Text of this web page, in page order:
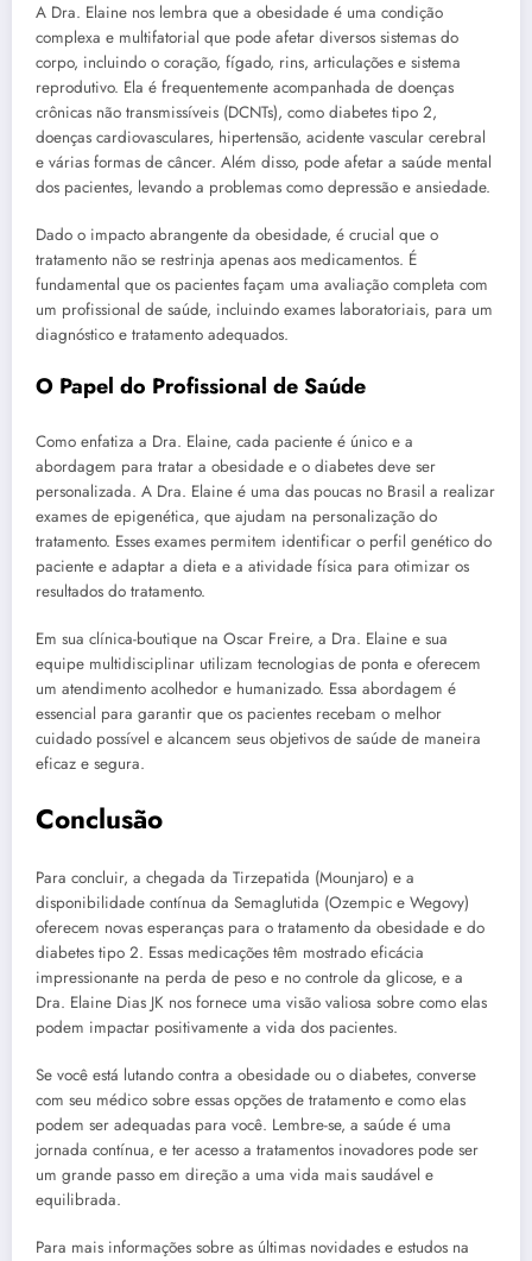
A Dra. Elaine nos lembra que a obesidade é uma condição
complexa e multifatorial que pode afetar diversos sistemas do
corpo, incluindo o coração, fígado, rins, articulações e sistema
reprodutivo. Ela é frequentemente acompanhada de doenças
crônicas não transmissíveis (DCNTs), como diabetes tipo 2,
doenças cardiovasculares, hipertensão, acidente vascular cerebral
e várias formas de câncer. Além disso, pode afetar a saúde mental
dos pacientes, levando a problemas como depressão e ansiedade.
Dado o impacto abrangente da obesidade, é crucial que o
tratamento não se restrinja apenas aos medicamentos. É
fundamental que os pacientes façam uma avaliação completa com
um profissional de saúde, incluindo exames laboratoriais, para um
diagnóstico e tratamento adequados.
O Papel do Profissional de Saúde
Como enfatiza a Dra. Elaine, cada paciente é único e a
abordagem para tratar a obesidade e o diabetes deve ser
personalizada. A Dra. Elaine é uma das poucas no Brasil a realizar
exames de epigenética, que ajudam na personalização do
tratamento. Esses exames permitem identificar o perfil genético do
paciente e adaptar a dieta e a atividade física para otimizar os
resultados do tratamento.
Em sua clínica-boutique na Oscar Freire, a Dra. Elaine e sua
equipe multidisciplinar utilizam tecnologias de ponta e oferecem
um atendimento acolhedor e humanizado. Essa abordagem é
essencial para garantir que os pacientes recebam o melhor
cuidado possível e alcancem seus objetivos de saúde de maneira
eficaz e segura.
Conclusão
Para concluir, a chegada da Tirzepatida (Mounjaro) e a
disponibilidade contínua da Semaglutida (Ozempic e Wegovy)
oferecem novas esperanças para o tratamento da obesidade e do
diabetes tipo 2. Essas medicações têm mostrado eficácia
impressionante na perda de peso e no controle da glicose, e a
Dra. Elaine Dias JK nos fornece uma visão valiosa sobre como elas
podem impactar positivamente a vida dos pacientes.
Se você está lutando contra a obesidade ou o diabetes, converse
com seu médico sobre essas opções de tratamento e como elas
podem ser adequadas para você. Lembre-se, a saúde é uma
jornada contínua, e ter acesso a tratamentos inovadores pode ser
um grande passo em direção a uma vida mais saudável e
equilibrada.
Para mais informações sobre as últimas novidades e estudos na